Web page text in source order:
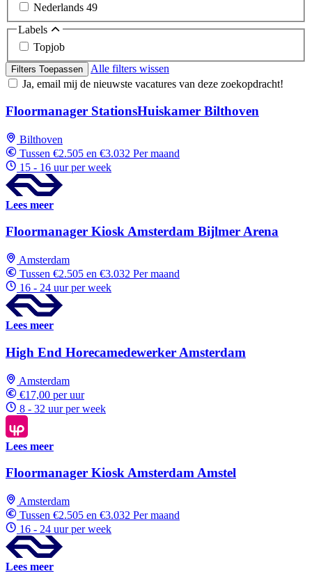
Nederlands 49
Labels
Topjob
Filters Toepassen
Alle filters wissen
Ja, email mij de nieuwste vacatures van deze zoekopdracht!
Floormanager StationsHuiskamer Bilthoven
Bilthoven
Tussen €2.505 en €3.032 Per maand
15 - 16 uur per week
Lees meer
Floormanager Kiosk Amsterdam Bijlmer Arena
Amsterdam
Tussen €2.505 en €3.032 Per maand
16 - 24 uur per week
Lees meer
High End Horecamedewerker Amsterdam
Amsterdam
€17,00 per uur
8 - 32 uur per week
Lees meer
Floormanager Kiosk Amsterdam Amstel
Amsterdam
Tussen €2.505 en €3.032 Per maand
16 - 24 uur per week
Lees meer